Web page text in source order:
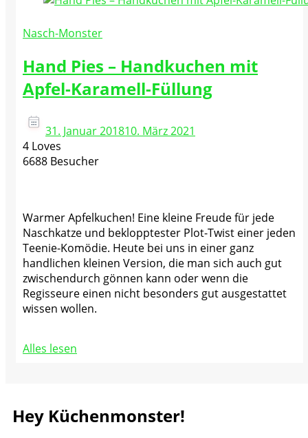
Nasch-Monster
Hand Pies – Handkuchen mit
Apfel-Karamell-Füllung
31. Januar 201810. März 2021
4 Loves
6688 Besucher
Warmer Apfelkuchen! Eine kleine Freude für jede
Naschkatze und beklopptester Plot-Twist einer jeden
Teenie-Komödie. Heute bei uns in einer ganz
handlichen kleinen Version, die man sich auch gut
zwischendurch gönnen kann oder wenn die
Regisseure einen nicht besonders gut ausgestattet
wissen wollen.
Alles lesen
Hey Küchenmonster!